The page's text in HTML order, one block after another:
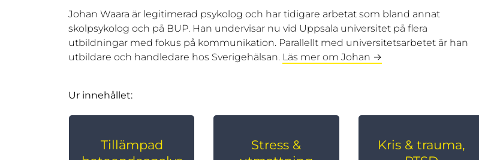
Johan Waara är legitimerad psykolog och har tidigare arbetat som bland annat
skolpsykolog och på BUP. Han undervisar nu vid Uppsala universitet på flera
utbildningar med fokus på kommunikation. Parallellt med universitetsarbetet är han
utbildare och handledare hos Sverigehälsan. Läs mer om Johan →
Ur innehållet:
Tillämpad
Ångest och
Stress &
KBT & hälsa
Kris & trauma,
KBT i par, familj